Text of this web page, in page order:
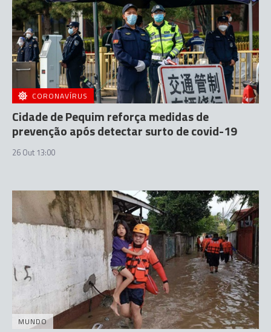
CORONAVÍRUS
Cidade de Pequim reforça medidas de
prevenção após detectar surto de covid-19
26 Out 13:00
MUNDO